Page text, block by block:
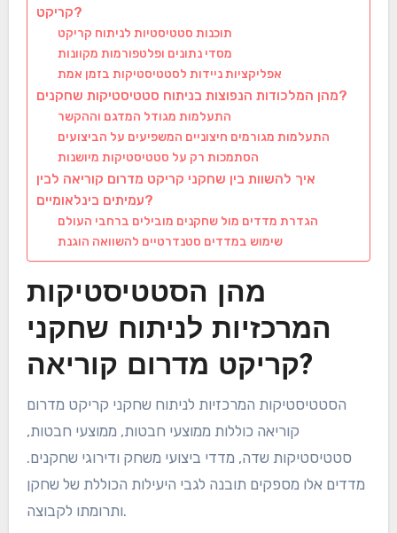
קריקט?
תוכנות סטטיסטיות לניתוח קריקט
מסדי נתונים ופלטפורמות מקוונות
אפליקציות ניידות לסטטיסטיקות בזמן אמת
מהן המלכודות הנפוצות בניתוח סטטיסטיקות שחקנים?
התעלמות מגודל המדגם וההקשר
התעלמות מגורמים חיצוניים המשפיעים על הביצועים
הסתמכות רק על סטטיסטיקות מיושנות
איך להשוות בין שחקני קריקט מדרום קוריאה לבין
עמיתים בינלאומיים?
הגדרת מדדים מול שחקנים מובילים ברחבי העולם
שימוש במדדים סטנדרטיים להשוואה הוגנת
מהן הסטטיסטיקות
המרכזיות לניתוח שחקני
קריקט מדרום קוריאה?
הסטטיסטיקות המרכזיות לניתוח שחקני קריקט מדרום
קוריאה כוללות ממוצעי חבטות, ממוצעי חבטות,
סטטיסטיקות שדה, מדדי ביצועי משחק ודירוגי שחקנים.
מדדים אלו מספקים תובנה לגבי היעילות הכוללת של שחקן
ותרומתו לקבוצה.